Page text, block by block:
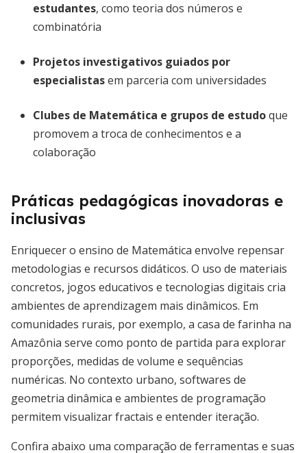
estudantes, como teoria dos números e
combinatória
Projetos investigativos guiados por
especialistasem parceria com universidades
Clubes de Matemática e grupos de estudoque
promovem a troca de conhecimentos e a
colaboração
Práticas pedagógicas inovadoras e
inclusivas
Enriquecer o ensino de Matemática envolve repensar
metodologias e recursos didáticos. O uso de materiais
concretos, jogos educativos e tecnologias digitais cria
ambientes de aprendizagem mais dinâmicos. Em
comunidades rurais, por exemplo, a casa de farinha na
Amazônia serve como ponto de partida para explorar
proporções, medidas de volume e sequências
numéricas. No contexto urbano, softwares de
geometria dinâmica e ambientes de programação
permitem visualizar fractais e entender iteração.
Confira abaixo uma comparação de ferramentas e suas